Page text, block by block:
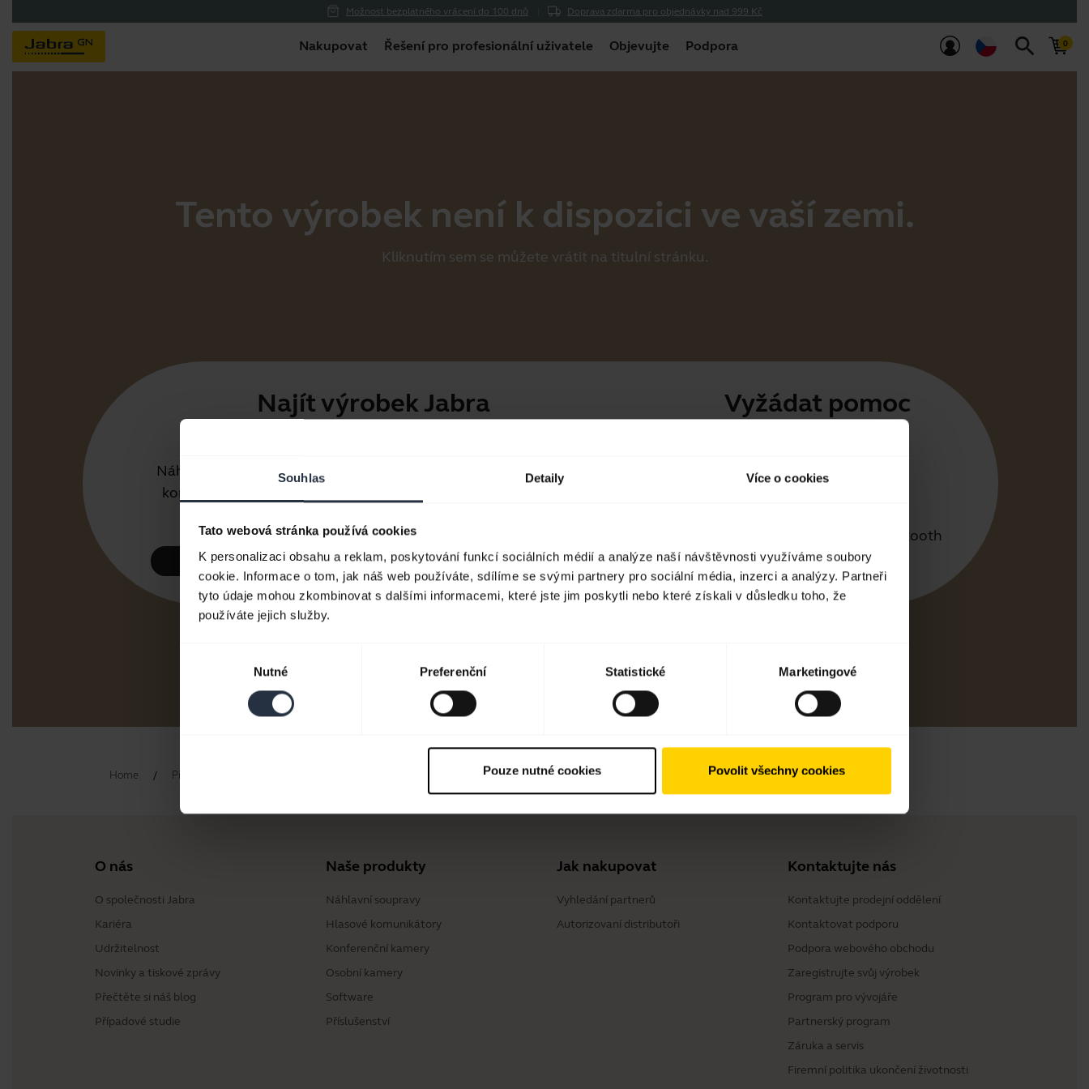
Možnost bezplatného vrácení do 100 dnů Doprava zdarma pro objednávky nad 999 Kč
Souhlas Detaily Více o cookies
Tato webová stránka používá cookies
K personalizaci obsahu a reklam, poskytování funkcí sociálních médií a analýze naší návštěvnosti využíváme soubory
cookie. Informace o tom, jak náš web používáte, sdílíme se svými partnery pro sociální média, inzerci a analýzy. Partneři
tyto údaje mohou zkombinovat s dalšími informacemi, které jste jim poskytli nebo které získali v důsledku toho, že
používáte jejich služby.
Nutné Preferenční Statistické Marketingové
Pouze nutné cookies Povolit všechny cookies
Nakupovat Řešení pro profesionální uživatele Objevujte Podpora search
Tento výrobek není k dispozici ve vaší zemi.
Kliknutím sem se můžete vrátit na titulní stránku.
Najít výrobek Jabra
Náhlavní soupravy a hlasové
komunikátory pro kancelář
Podívat se
Náhlavní soupravy a pecková
Podívat se
Vyžádat pomoc
Jabra Direct
Průvodce párováním pomocí Bluetooth
Příručka kompatibility
Home Příslušenství
O nás
O společnosti Jabra
Kariéra
Udržitelnost
Novinky a tiskové zprávy
Přečtěte si náš blog
Případové studie
Naše produkty
Náhlavní soupravy
Hlasové komunikátory
Konferenční kamery
Osobní kamery
Software
Příslušenství
Jak nakupovat
Vyhledání partnerů
Autorizovaní distributoři
Kontaktujte nás
Kontaktujte prodejní oddělení
Kontaktovat podporu
Podpora webového obchodu
Zaregistrujte svůj výrobek
Program pro vývojáře
Partnerský program
Záruka a servis
Firemní politika ukončení životnosti